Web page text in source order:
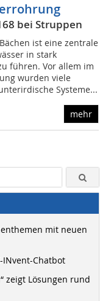
bei Struppen
ist eine zentrale
in stark
führen. Vor allem im
wurden viele
Systeme...
mehr
mit neuen
INvent-Chatbot
zeigt Lösungen rund